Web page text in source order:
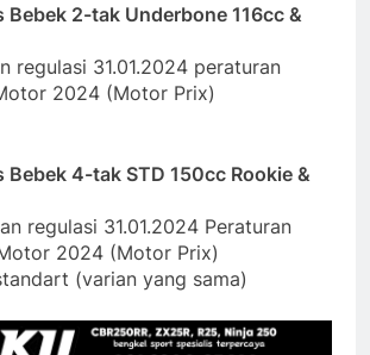
Bebek 2-tak Underbone 116cc &
regulasi 31.01.2024 peraturan
2024 (Motor Prix)
Bebek 4-tak STD 150cc Rookie &
regulasi 31.01.2024 Peraturan
2024 (Motor Prix)
(varian yang sama)